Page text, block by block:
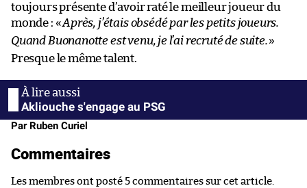
toujours présente d’avoir raté le meilleur joueur du
monde : «Après, j’étais obsédé par les petits joueurs.
Quand Buonanotte est venu, je l’ai recruté de suite.»
Presque le même talent.
Akliouche s'engage au PSG
Par Ruben Curiel
Commentaires
Les membres ont posté 5 commentaires sur cet article.